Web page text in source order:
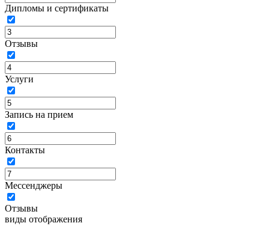
Дипломы и сертификаты
Отзывы
Услуги
Запись на прием
Контакты
Мессенджеры
Отзывы
виды отображения